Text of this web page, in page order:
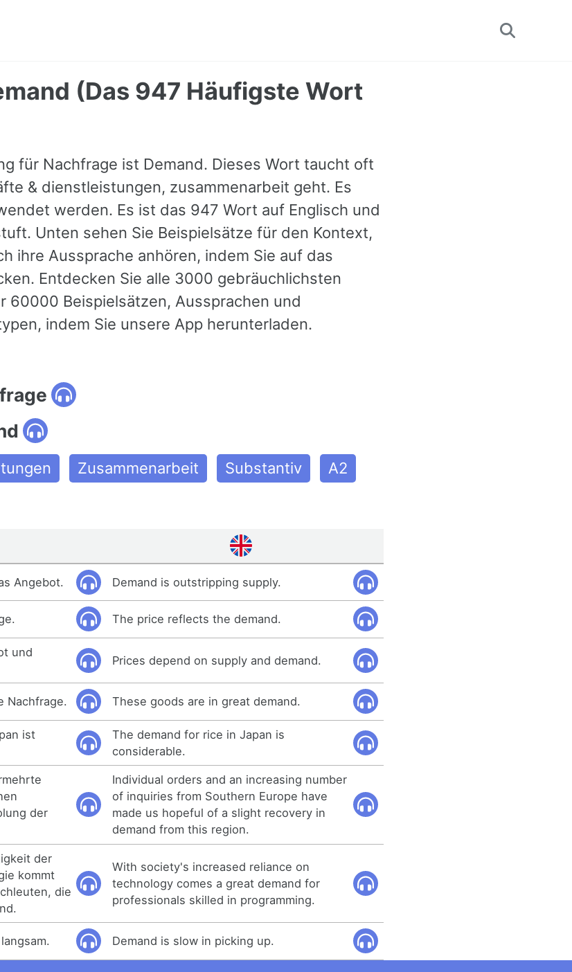
Toggle
(Das 947 Häufigste Wort
für Nachfrage ist Demand. Dieses Wort taucht oft
& dienstleistungen, zusammenarbeit geht. Es
werden. Es ist das 947 Wort auf Englisch und
Unten sehen Sie Beispielsätze für den Kontext,
ihre Aussprache anhören, indem Sie auf das
Entdecken Sie alle 3000 gebräuchlichsten
60000 Beispielsätzen, Aussprachen und
indem Sie unsere App herunterladen.
Zusammenarbeit Substantiv A2
Angebot. Demand is outstripping supply.
The price reflects the demand.
und
Prices depend on supply and demand.
Nachfrage. These goods are in great demand.
ist
The demand for rice in Japan is
considerable.
der
Individual orders and an increasing number
of inquiries from Southern Europe have
made us hopeful of a slight recovery in
demand from this region.
der
kommt
die
With society's increased reliance on
technology comes a great demand for
professionals skilled in programming.
Demand is slow in picking up.